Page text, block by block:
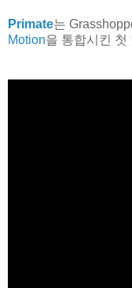
Primate는
Motion을 통합시킨 첫